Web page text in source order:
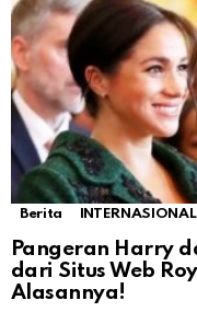
Berita INTERNASIONAL
Pangeran Harry
dari Situs Web
Alasannya!